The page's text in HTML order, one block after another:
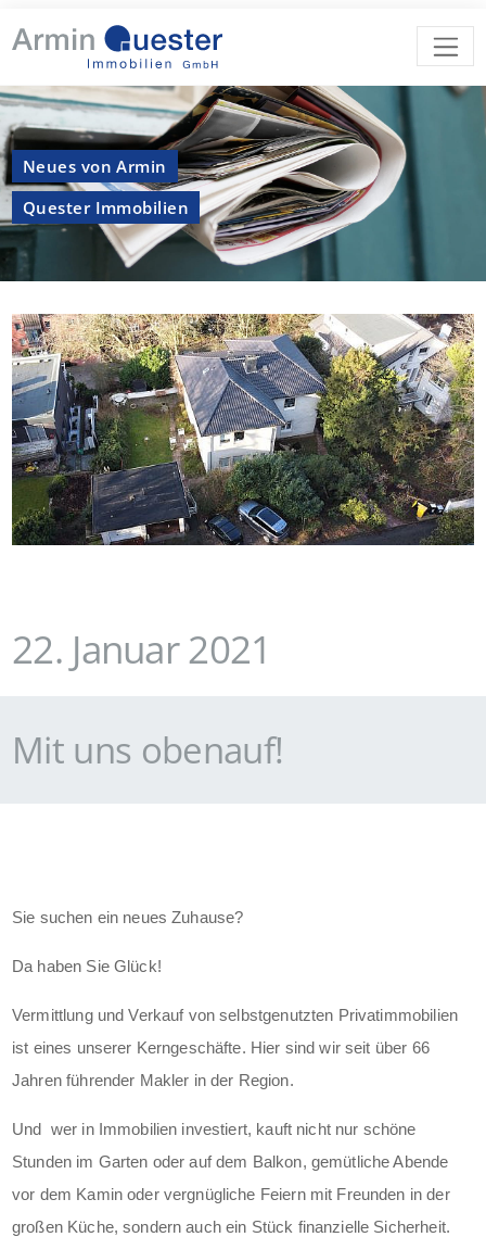
Neues von Armin
Quester Immobilien
22. Januar 2021
Mit uns obenauf!
Sie suchen ein neues Zuhause?
Da haben Sie Glück!
Vermittlung und Verkauf von selbstgenutzten Privatimmobilien
ist eines unserer Kerngeschäfte. Hier sind wir seit über 66
Jahren führender Makler in der Region.
Und wer in Immobilien investiert, kauft nicht nur schöne
Stunden im Garten oder auf dem Balkon, gemütliche Abende
vor dem Kamin oder vergnügliche Feiern mit Freunden in der
großen Küche, sondern auch ein Stück finanzielle Sicherheit.